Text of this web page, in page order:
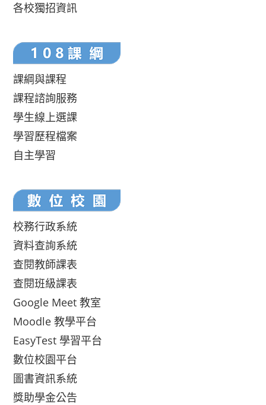
各校獨招資訊
課綱與課程
課程諮詢服務
學生線上選課
學習歷程檔案
自主學習
校務行政系統
資料查詢系統
查閱教師課表
查閱班級課表
Google Meet 教室
Moodle 教學平台
EasyTest 學習平台
數位校園平台
圖書資訊系統
獎助學金公告